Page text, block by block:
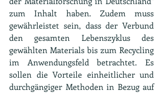
zum Inhalt haben. Zudem muss
gewährleistet sein, dass der Verbund
den gesamten Lebenszyklus des
gewählten Materials bis zum Recycling
im Anwendungsfeld betrachtet. Es
sollen die Vorteile einheitlicher und
durchgängiger Methoden in Bezug auf